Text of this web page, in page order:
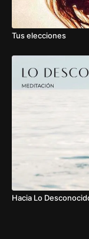
Tus elecciones
Hacia Lo